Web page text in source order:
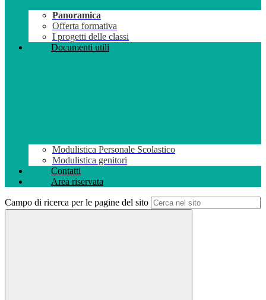
Panoramica
Offerta formativa
I progetti delle classi
Documenti utili
Modulistica Personale Scolastico
Modulistica genitori
Contatti
Area riservata
Campo di ricerca per le pagine del sito